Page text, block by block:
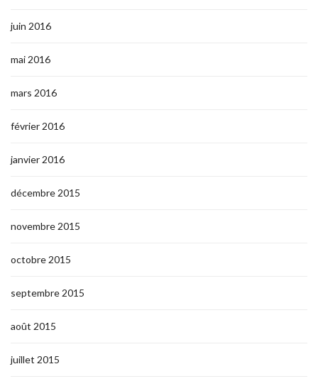
juin 2016
mai 2016
mars 2016
février 2016
janvier 2016
décembre 2015
novembre 2015
octobre 2015
septembre 2015
août 2015
juillet 2015